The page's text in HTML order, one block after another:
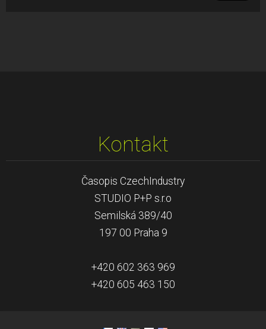
Kontakt
Časopis CzechIndustry
STUDIO P+P s.r.o
Semilská 389/40
197 00 Praha 9
+420 602 363 969
+420 605 463 150